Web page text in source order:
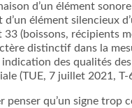
d’un élément
élément silencieux
(boissons, récipients
distinctif dans la
des qualités
(TUE, 7 juillet 2021,
penser qu’un signe trop